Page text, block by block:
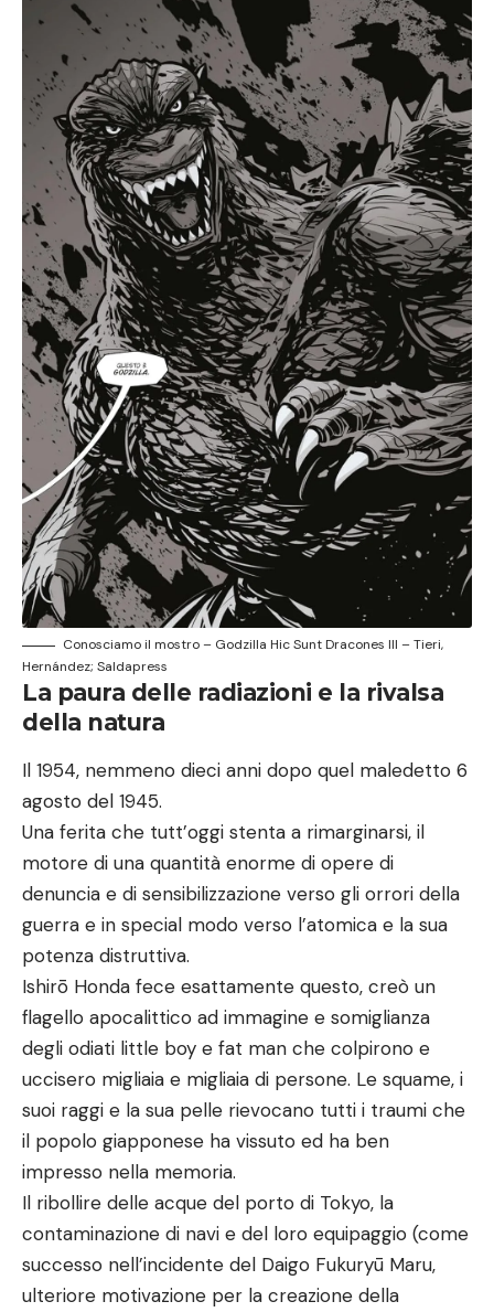
Conosciamo il mostro – Godzilla Hic Sunt Dracones III – Tieri,
Hernández; Saldapress
La paura delle radiazioni e la rivalsa
della natura
Il 1954, nemmeno dieci anni dopo quel maledetto 6
agosto del 1945.
Una ferita che tutt’oggi stenta a rimarginarsi, il
motore di una quantità enorme di opere di
denuncia e di sensibilizzazione verso gli orrori della
guerra e in special modo verso l’atomica e la sua
potenza distruttiva.
Ishirō Honda fece esattamente questo, creò un
flagello apocalittico ad immagine e somiglianza
degli odiati little boy e fat man che colpirono e
uccisero migliaia e migliaia di persone. Le squame, i
suoi raggi e la sua pelle rievocano tutti i traumi che
il popolo giapponese ha vissuto ed ha ben
impresso nella memoria.
Il ribollire delle acque del porto di Tokyo, la
contaminazione di navi e del loro equipaggio (come
successo nell’incidente del Daigo Fukuryū Maru,
ulteriore motivazione per la creazione della